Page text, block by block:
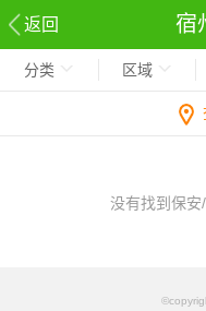
返回 宿
分类 区域
没有找到保安